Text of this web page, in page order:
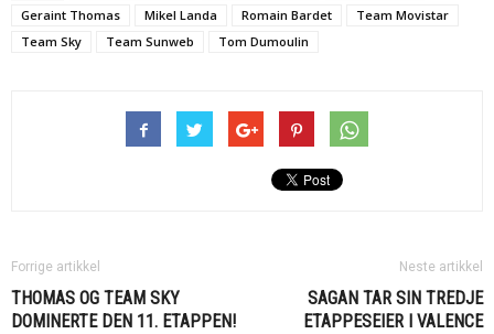
Geraint Thomas
Mikel Landa Romain Bardet
Team Movistar
Team Sky
Team Sunweb Tom Dumoulin
Forrige artikkel
THOMAS OG TEAM SKY
DOMINERTE DEN 11. ETAPPEN!
Neste artikkel
SAGAN TAR SIN TREDJE
ETAPPESEIER I VALENCE